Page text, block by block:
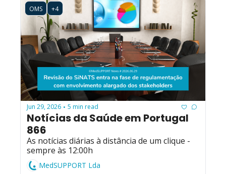
OMS +4
Jun 29, 2026 • 5 min read
Notícias da Saúde em Portugal
866
As notícias diárias à distância de um clique -
sempre às 12:00h
MedSUPPORT Lda